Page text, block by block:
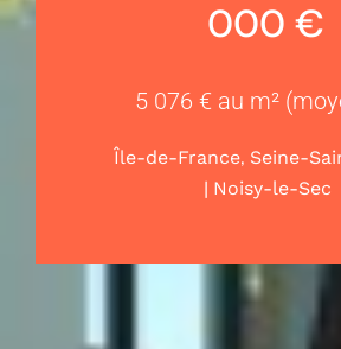
000 €
5 076 € au m²
Île-de-France, Seine-
| Noisy-le-Sec